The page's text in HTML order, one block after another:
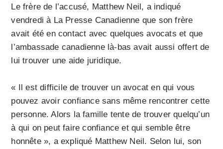
Le frère de l’accusé, Matthew Neil, a indiqué
vendredi à La Presse Canadienne que son frère
avait été en contact avec quelques avocats et que
l’ambassade canadienne là-bas avait aussi offert de
lui trouver une aide juridique.
« Il est difficile de trouver un avocat en qui vous
pouvez avoir confiance sans même rencontrer cette
personne. Alors la famille tente de trouver quelqu’un
à qui on peut faire confiance et qui semble être
honnête », a expliqué Matthew Neil. Selon lui, son